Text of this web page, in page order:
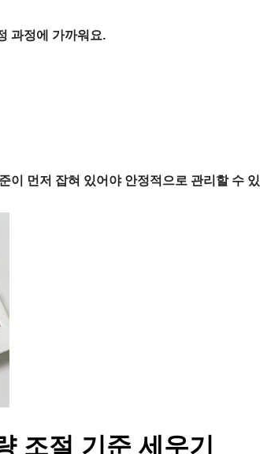
과정에 가까워요.
이 먼저 잡혀 있어야 안정적으로 관리할 수
조절 기준 세우기